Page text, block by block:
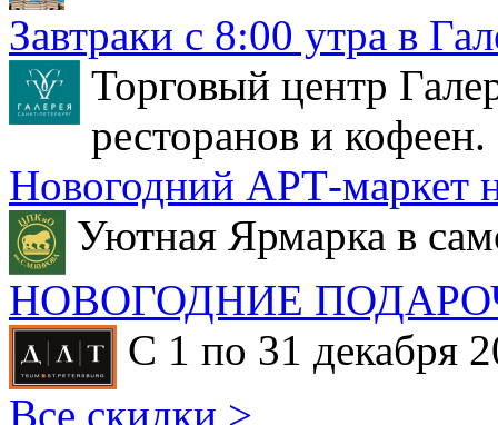
Завтраки с 8:00 утра в
Торговый центр
ресторанов и кофеен.
Новогодний АРТ-маркет
Уютная Ярмарка в
НОВОГОДНИЕ
С 1 по 31 декабря
Все скидки >